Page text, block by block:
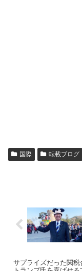
国際 転載ブログ
サプライズだった関